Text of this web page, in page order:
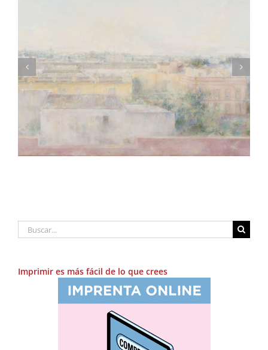
Consigue una lámina de «Madrileños»,
fotolibro de Adolfo Morales
Buscar:
Imprimir es más fácil de lo que crees